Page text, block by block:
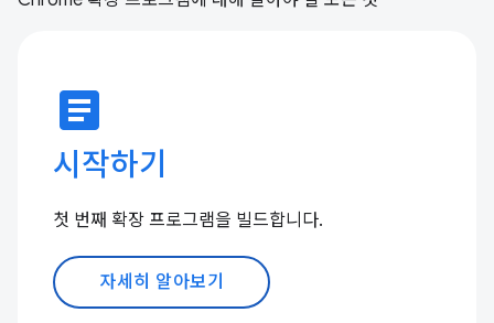
article
시작하기
첫 번째 확장 프로그램을 빌드합니다.
자세히 알아보기